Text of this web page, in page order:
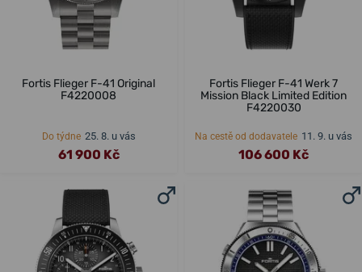
Fortis Flieger F-41 Original
F4220008
Do týdne 25. 8. u vás
61 900 Kč
Fortis Flieger F-41 Werk 7
Mission Black Limited Edition
F4220030
Na cestě od dodavatele 11. 9. u vás
106 600 Kč